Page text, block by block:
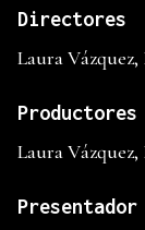
Directores
Laura
Productores
Laura
Presentador